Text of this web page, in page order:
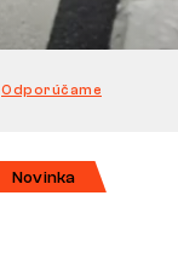
Odporúčame
Novinka